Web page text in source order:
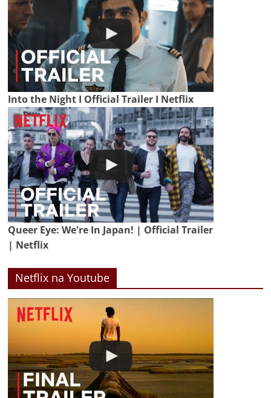
Into the Night I Official Trailer I Netflix
Queer Eye: We're In Japan! | Official Trailer
| Netflix
Netflix na Youtube